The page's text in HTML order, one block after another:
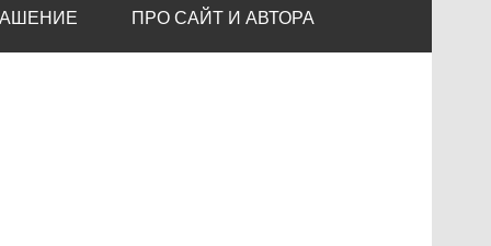
ПРО САЙТ И АВТОРА